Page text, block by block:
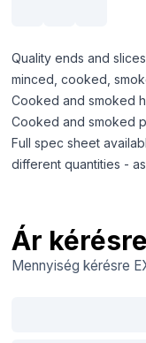
Quality ends and
minced, cooked,
Cooked and smoked
Cooked and smoked
Full spec sheet
different quantities -
Ár kérésre
Mennyiség kérésre